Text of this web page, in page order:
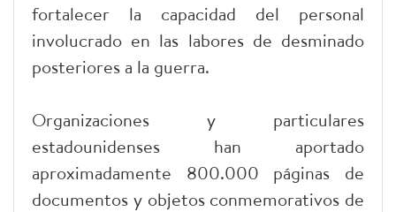
fortalecer la capacidad del personal
involucrado en las labores de desminado
posteriores a la guerra.
Organizaciones y particulares
estadounidenses han aportado
aproximadamente 800.000 páginas de
documentos y objetos conmemorativos de